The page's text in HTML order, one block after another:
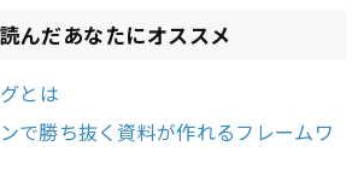
んだあなたにオススメ
とは
で勝ち抜く資料が作れるフレームワ